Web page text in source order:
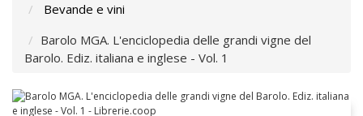
Bevande e vini
Barolo MGA. L'enciclopedia delle grandi vigne del
Barolo. Ediz. italiana e inglese - Vol. 1